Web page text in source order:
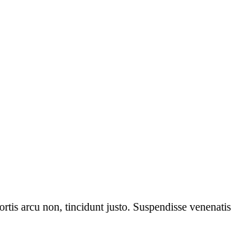
arcu non, tincidunt justo. Suspendisse